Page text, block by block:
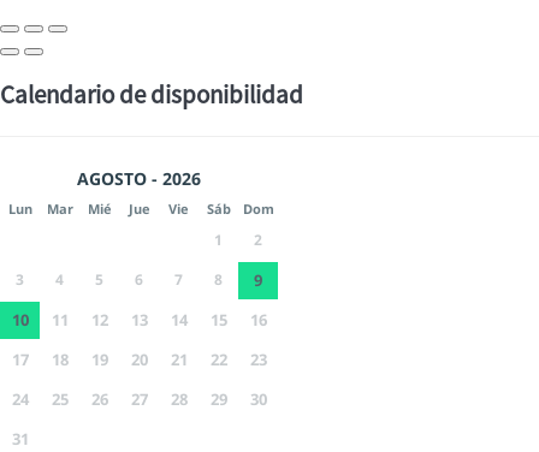
Calendario de disponibilidad
AGOSTO - 2026
Lun Mar Mié Jue Vie Sáb Dom
1
2
3
4 5 6 7 8
9
10
11 12 13 14 15
16
17
18 19 20 21 22
23
24
25 26 27 28 29
30
31